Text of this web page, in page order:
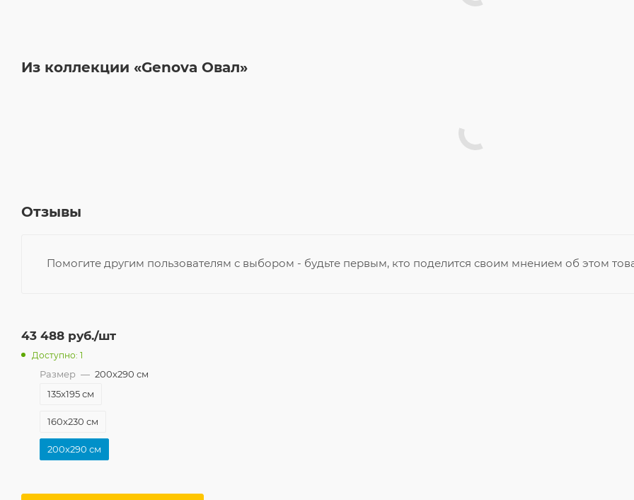
Из коллекции «Genova Овал»
Отзывы
Помогите другим пользователям с выбором - будьте первым, кто поделится своим мнением об этом
43 488 руб./шт
Доступно: 1
Размер — 200x290 см
135x195 см
160x230 см
200x290 см